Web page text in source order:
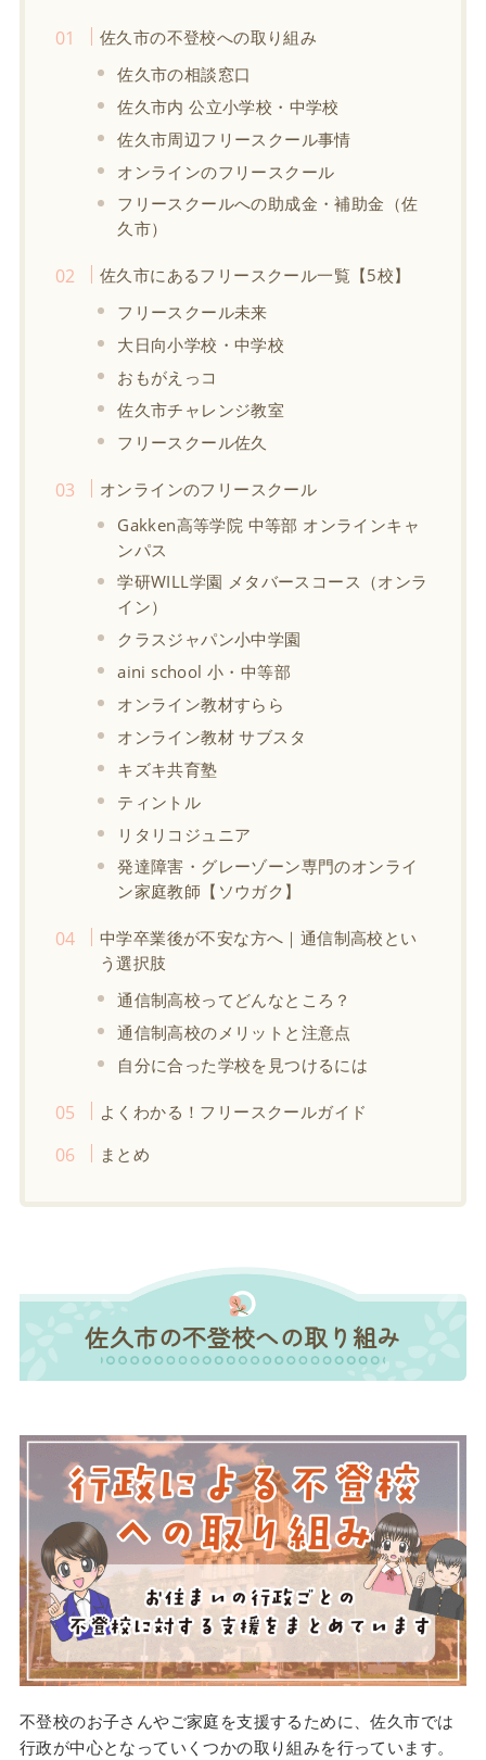
佐久市の不登校への取り組み
佐久市の相談窓口
佐久市内 公立小学校・中学校
佐久市周辺フリースクール事情
オンラインのフリースクール
フリースクールへの助成金・補助金（佐
久市）
佐久市にあるフリースクール一覧【5校】
フリースクール未来
大日向小学校・中学校
おもがえっコ
佐久市チャレンジ教室
フリースクール佐久
オンラインのフリースクール
Gakken高等学院 中等部 オンラインキャ
ンパス
学研WILL学園 メタバースコース（オンラ
イン）
クラスジャパン小中学園
aini school 小・中等部
オンライン教材すらら
オンライン教材 サブスタ
キズキ共育塾
ティントル
リタリコジュニア
発達障害・グレーゾーン専門のオンライ
ン家庭教師【ソウガク】
中学卒業後が不安な方へ｜通信制高校とい
う選択肢
通信制高校ってどんなところ？
通信制高校のメリットと注意点
自分に合った学校を見つけるには
よくわかる！フリースクールガイド
まとめ
佐久市の不登校への取り組み
不登校のお子さんやご家庭を支援するために、佐久市では
行政が中心となっていくつかの取り組みを行っています。